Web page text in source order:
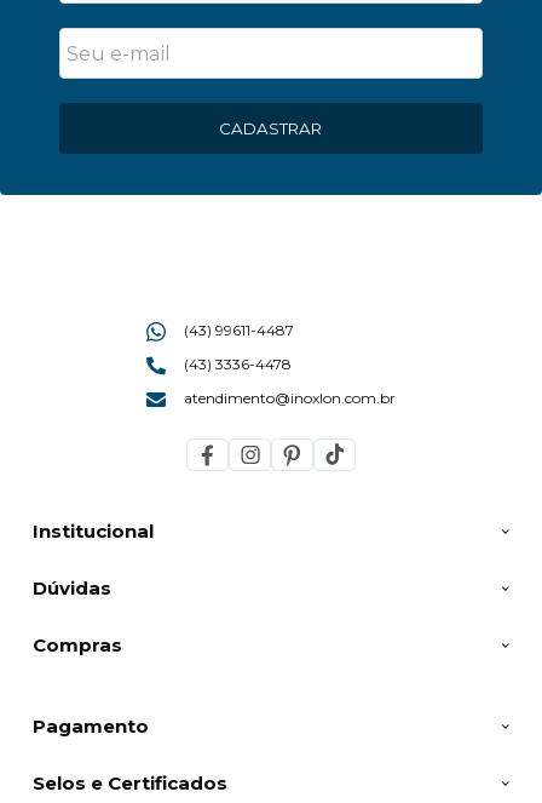
CADASTRAR
Institucional
Dúvidas
Compras
(43) 99611-4487
(43) 3336-4478
atendimento@inoxlon.com.br
Pagamento
Selos e Certificados